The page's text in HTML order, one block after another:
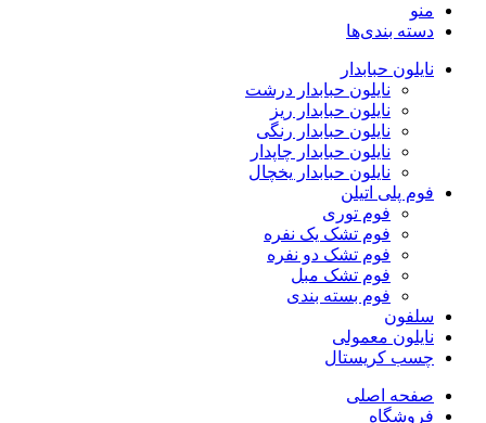
منو
دسته بندی‌ها
نایلون حبابدار
نایلون حبابدار درشت
نایلون حبابدار ریز
نایلون حبابدار رنگی
نایلون حبابدار چاپدار
نایلون حبابدار یخچال
فوم پلی اتیلن
فوم توری
فوم تشک یک نفره
فوم تشک دو نفره
فوم تشک مبل
فوم بسته بندی
سلفون
نایلون معمولی
چسب کریستال
صفحه اصلی
فروشگاه